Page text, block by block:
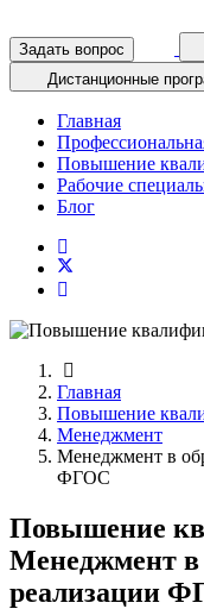
Задать вопрос
Дистанционные
Главная
Повышение
Рабочие
Блог
Главная
Повышение
Менеджмент
Менеджмент в
ФГОС
Повышение
Менеджмент в
реализации